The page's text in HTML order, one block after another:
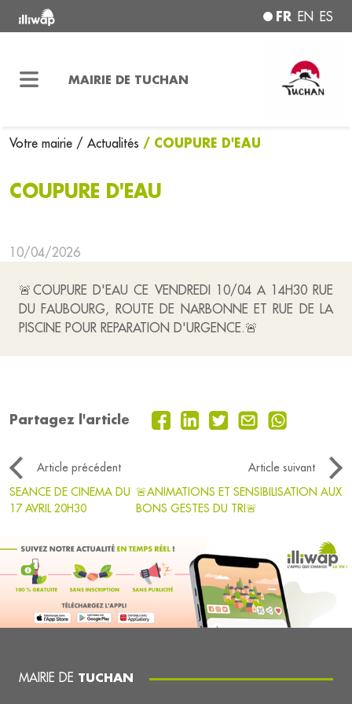
FR EN ES
MAIRIE DE TUCHAN
Votre mairie / Actualités / COUPURE D'EAU
COUPURE D'EAU
10/04/2026
🚨COUPURE D'EAU CE VENDREDI 10/04 A 14H30 RUE
DU FAUBOURG, ROUTE DE NARBONNE ET RUE DE LA
PISCINE POUR REPARATION D'URGENCE.🚨
Partagez l'article
Article précédent
Article suivant
SEANCE DE CINEMA DU
17 AVRIL 20H30
🚨ANIMATIONS ET SENSIBILISATION AUX
BONS GESTES DU TRI🚨
MAIRIE DE TUCHAN